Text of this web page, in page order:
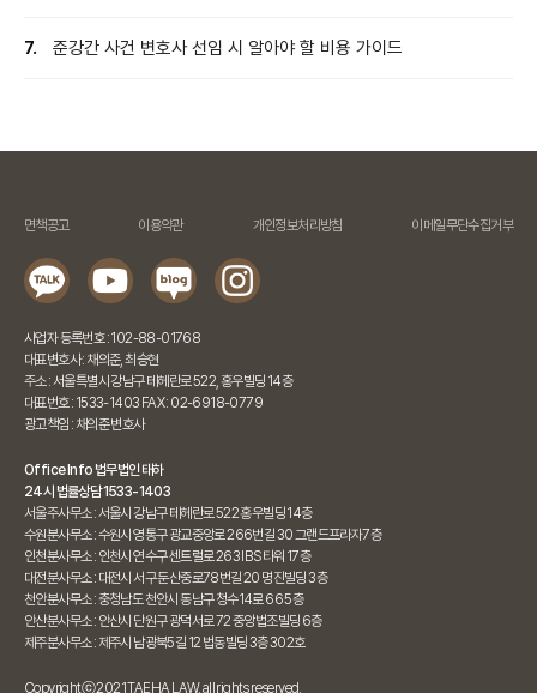
7. 준강간 사건 변호사 선임 시 알아야 할 비용 가이드
면책공고 이용약관 개인정보처리방침 이메일무단수집거부
사업자 등록번호 : 102-88-01768
대표변호사 : 채의준, 최승현
주소 : 서울특별시 강남구 테헤란로 522, 홍우빌딩 14층
대표번호 : 1533-1403 FAX : 02-6918-0779
광고책임 : 채의준 변호사
Office Info 법무법인 태하
24시 법률상담 1533-1403
서울주사무소 : 서울시 강남구 테헤란로 522 홍우빌딩 14층
수원분사무소 : 수원시 영통구 광교중앙로 266번길 30 그랜드프라자7층
인천분사무소 : 인천시 연수구 센트럴로 263 IBS타워 17층
대전분사무소 : 대전시 서구 둔산중로78번길 20 명진빌딩 3층
천안분사무소 : 충청남도 천안시 동남구 청수14로 66 5층
안산분사무소 : 안산시 단원구 광덕서로 72 중앙법조빌딩 6층
제주분사무소 : 제주시 남광북5길 12 법동빌딩 3층 302호
Copyrightⓒ 2021 TAEHA LAW. all rights reserved.